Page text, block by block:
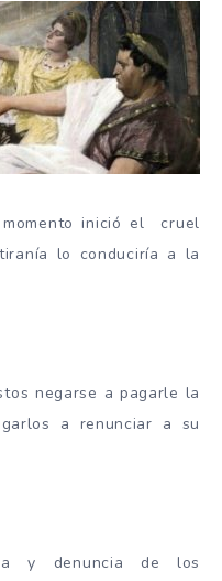
inició el cruel
lo conduciría a la
negarse a pagarle la
a renunciar a su
y denuncia de los